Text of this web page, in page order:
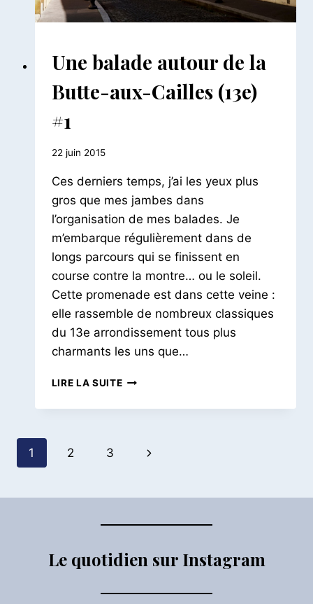
BALADES
PARISIENNES
BALADES
Une balade autour de la
Butte-aux-Cailles (13e)
#1
Par
Petit
Pois
22 juin 2015
Ces derniers temps, j’ai les yeux plus
gros que mes jambes dans
l’organisation de mes balades. Je
m’embarque régulièrement dans de
longs parcours qui se finissent en
course contre la montre… ou le soleil.
Cette promenade est dans cette veine :
elle rassemble de nombreux classiques
du 13e arrondissement tous plus
charmants les uns que…
LIRE LA SUITEUNE
AUTOUR
BUTTE-
(13E)
Navigation
1 2 3
Page
Le quotidien sur Instagram